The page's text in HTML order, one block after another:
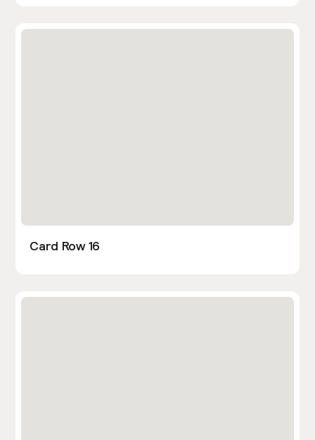
Card Row 16